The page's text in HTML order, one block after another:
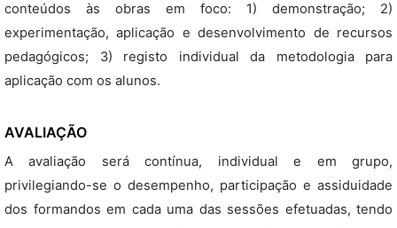
conteúdos às obras em foco: 1) demonstração; 2)
experimentação, aplicação e desenvolvimento de recursos
pedagógicos; 3) registo individual da metodologia para
aplicação com os alunos.
AVALIAÇÃO
A avaliação será contínua, individual e em grupo,
privilegiando-se o desempenho, participação e assiduidade
dos formandos em cada uma das sessões efetuadas, tendo